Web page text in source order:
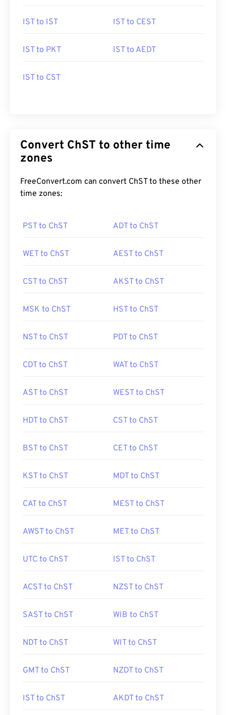
IST to IST IST to CEST
IST to PKT IST to AEDT
IST to CST
Convert ChST to other time
zones
FreeConvert.com can convert ChST to these other
time zones:
PST to ChST ADT to ChST
WET to ChST AEST to ChST
CST to ChST AKST to ChST
MSK to ChST HST to ChST
NST to ChST PDT to ChST
CDT to ChST WAT to ChST
AST to ChST WEST to ChST
HDT to ChST CST to ChST
BST to ChST CET to ChST
KST to ChST MDT to ChST
CAT to ChST MEST to ChST
AWST to ChST MET to ChST
UTC to ChST IST to ChST
ACST to ChST NZST to ChST
SAST to ChST WIB to ChST
NDT to ChST WIT to ChST
GMT to ChST NZDT to ChST
IST to ChST AKDT to ChST